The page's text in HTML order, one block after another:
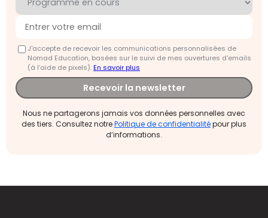
J'accepte de recevoir les communications personnalisées de
Nomad Education, basées sur le suivi de mes ouvertures d'emails
(à l’aide de pixels).En savoir plus
Recevoir la newsletter
Nous ne partagerons jamais vos données personnelles avec
des tiers. Consultez notrePolitique de confidentialitépour plus
d’informations.